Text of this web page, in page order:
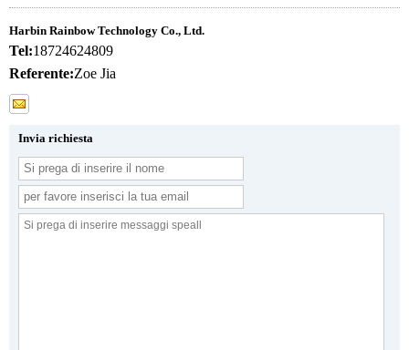
Harbin Rainbow Technology Co., Ltd.
Tel:18724624809
Referente:Zoe Jia
Invia richiesta